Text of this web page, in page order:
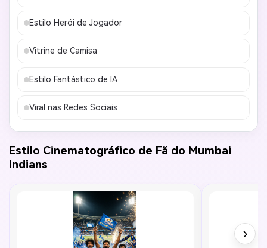
Estilo Herói de Jogador
Vitrine de Camisa
Estilo Fantástico de IA
Viral nas Redes Sociais
Estilo Cinematográfico de Fã do Mumbai
Indians
›